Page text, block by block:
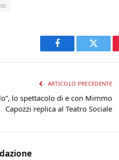
Facebook Twitter
ARTICOLO PRECEDENTE
lo spettacolo di e con Mimmo
Capozzi replica al Teatro Sociale